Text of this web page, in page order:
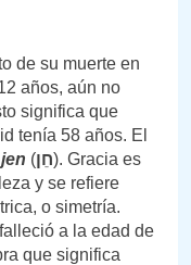
de su muerte en
años, aún no
significa que
tenía 58 años. El
jen (חֵן). Gracia es
y se refiere
o simetría.
a la edad de
que significa